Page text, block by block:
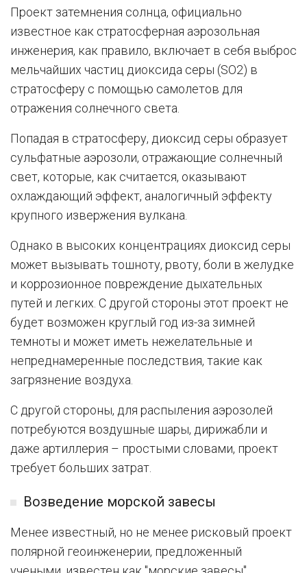
Проект затемнения солнца, официально
известное как стратосферная аэрозольная
инженерия, как правило, включает в себя выброс
мельчайших частиц диоксида серы (SO2) в
стратосферу с помощью самолетов для
отражения солнечного света.
Попадая в стратосферу, диоксид серы образует
сульфатные аэрозоли, отражающие солнечный
свет, которые, как считается, оказывают
охлаждающий эффект, аналогичный эффекту
крупного извержения вулкана.
Однако в высоких концентрациях диоксид серы
может вызывать тошноту, рвоту, боли в желудке
и коррозионное повреждение дыхательных
путей и легких. С другой стороны этот проект не
будет возможен круглый год из-за зимней
темноты и может иметь нежелательные и
непреднамеренные последствия, такие как
загрязнение воздуха.
С другой стороны, для распыления аэрозолей
потребуются воздушные шары, дирижабли и
даже артиллерия – простыми словами, проект
требует больших затрат.
Возведение морской завесы
Менее известный, но не менее рисковый проект
полярной геоинженерии, предложенный